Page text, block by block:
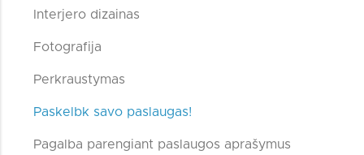
Interjero dizainas
Fotografija
Perkraustymas
Paskelbk savo paslaugas!
Pagalba parengiant paslaugos aprašymus